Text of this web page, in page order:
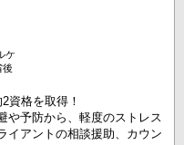
ケ
後
資格を取得！
や予防から、軽度のストレス
イアントの相談援助、カウン